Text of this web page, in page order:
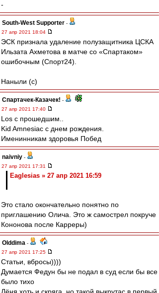
-
South-West Supporter -
27 апр 2021 18:04
ЭСК признала удаление полузащитника ЦСКА
Ильзата Ахметова в матче со «Спартаком»
ошибочным (Спорт24).
Наныли (с)
Спартачек-Казачек! -
27 апр 2021 17:40
Los с прошедшим..
Kid Amnesiac с днем рождения.
Именинникам здоровья Побед
naivniy -
27 апр 2021 17:31
Eaglesias » 27 апр 2021 16:59
Это стало окончательно понятно по
приглашению Олича. Это ж самострел покруче
Кононова после Карреры)
Olddima -
27 апр 2021 17:25
Статьи, вбросы))))
Думается Федун бы не подал в суд если бы все
было тихо